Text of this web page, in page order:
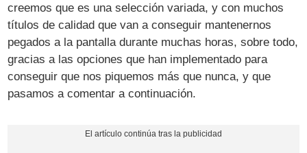
creemos que es una selección variada, y con muchos
títulos de calidad que van a conseguir mantenernos
pegados a la pantalla durante muchas horas, sobre todo,
gracias a las opciones que han implementado para
conseguir que nos piquemos más que nunca, y que
pasamos a comentar a continuación.